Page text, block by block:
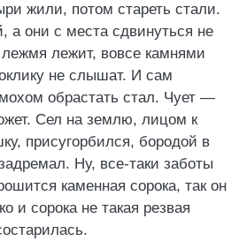
жили, потом стареть стали.
а они с места сдвинуться не
лежмя лежит, вовсе камнями
не слышат. И сам
обрастать стал. Чует —
Сел на землю, лицом к
присугорбился, бородой в
Ну, все-таки заботы
каменная сорока, так он
и сорока не такая резвая